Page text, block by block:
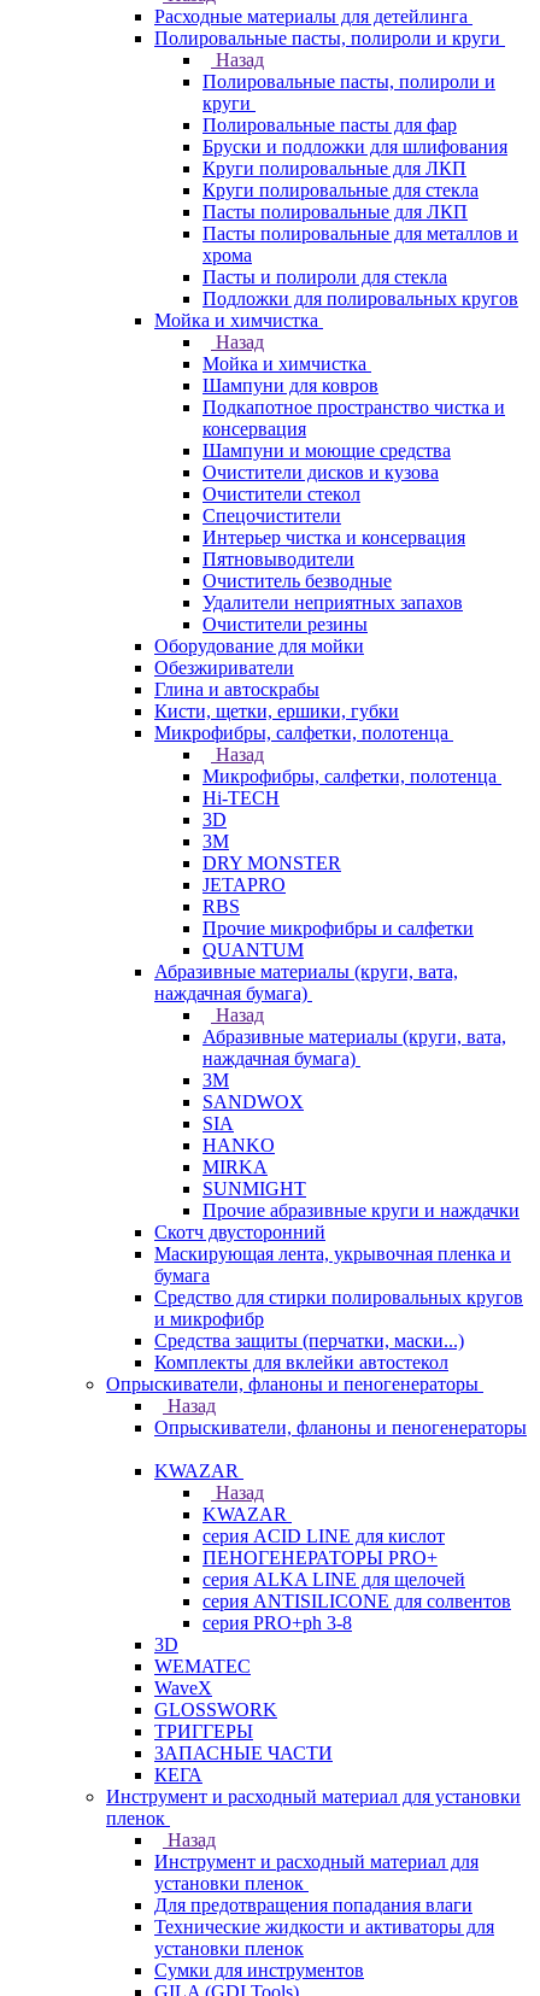
Расходные материалы для детейлинга
Полировальные пасты, полироли и круги
Назад
Полировальные пасты, полироли и
круги
Полировальные пасты для фар
Бруски и подложки для шлифования
Круги полировальные для ЛКП
Круги полировальные для стекла
Пасты полировальные для ЛКП
Пасты полировальные для металлов и
хрома
Пасты и полироли для стекла
Подложки для полировальных кругов
Мойка и химчистка
Назад
Мойка и химчистка
Шампуни для ковров
Подкапотное пространство чистка и
консервация
Шампуни и моющие средства
Очистители дисков и кузова
Очистители стекол
Спецочистители
Интерьер чистка и консервация
Пятновыводители
Очиститель безводные
Удалители неприятных запахов
Очистители резины
Оборудование для мойки
Обезжириватели
Глина и автоскрабы
Кисти, щетки, ершики, губки
Микрофибры, салфетки, полотенца
Назад
Микрофибры, салфетки, полотенца
Hi-TECH
3D
3М
DRY MONSTER
JETAPRO
RBS
Прочие микрофибры и салфетки
QUANTUM
Абразивные материалы (круги, вата,
наждачная бумага)
Назад
Абразивные материалы (круги, вата,
наждачная бумага)
3М
SANDWOX
SIA
HANKO
MIRKA
SUNMIGHT
Прочие абразивные круги и наждачки
Скотч двусторонний
Маскирующая лента, укрывочная пленка и
бумага
Средство для стирки полировальных кругов
и микрофибр
Средства защиты (перчатки, маски...)
Комплекты для вклейки автостекол
Опрыскиватели, фланоны и пеногенераторы
Назад
Опрыскиватели, фланоны и пеногенераторы
KWAZAR
Назад
KWAZAR
серия ACID LINE для кислот
ПЕНОГЕНЕРАТОРЫ PRO+
серия ALKA LINE для щелочей
серия ANTISILICONE для солвентов
серия PRO+ph 3-8
3D
WEMATEC
WaveX
GLOSSWORK
ТРИГГЕРЫ
ЗАПАСНЫЕ ЧАСТИ
КЕГА
Инструмент и расходный материал для установки
пленок
Назад
Инструмент и расходный материал для
установки пленок
Для предотвращения попадания влаги
Технические жидкости и активаторы для
установки пленок
Сумки для инструментов
GILA (GDI Tools)